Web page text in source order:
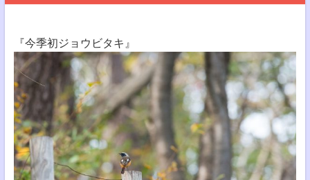
『今季初ジョウビタキ』